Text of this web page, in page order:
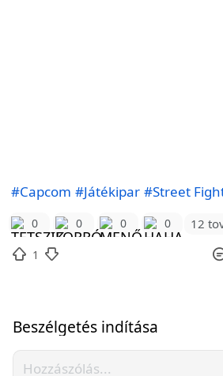
#Capcom #Játékipar #Street
0 0 0 0 12
1
Beszélgetés indítása